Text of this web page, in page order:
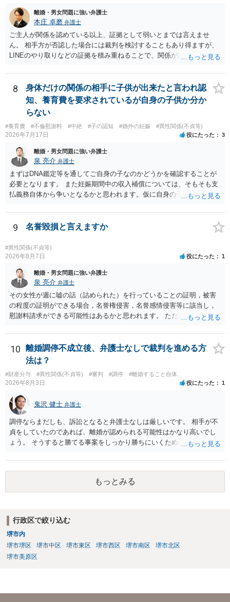
値と夫との関係との均衡のように思います。 ③行政書士に委任をして
いるのであれば，どのような内容の委任なのか不明ですが，その行政
書士との協議になると思います。請求するか，訴訟にするか，その点
の見極めや，相手方は性交類似行為は認めているのか，それさえも否
定しているのかによって，考え方・進め方は変わってくると思いま
あれば，本人（行政書士でも同じだと思います。）への対応ではあま
り変わらないように思います。減額で折り合えるなら本人様の交渉で
もよいように思いますが，ゼロかどうかの観点であれば，訴訟に進む
しかなくなるようにも思います。そうしますと，お近くの弁護士に相
談して進めることを検討した方がよいようにも思います。
離婚・男女問題に強い弁護士
本庄 卓磨 弁護士
ご主人が関係を認めている以上、証拠として弱いとまでは言えませ
ん。 相手方が否認した場合には裁判を検討することもあり得ますが、
LINEのやり取りなどの証拠を積み重ねることで、関係が認定される余
個別の事情によりますので、お早めに弁護士に相談されることをおす
すめします。
8
身体だけの関係の相手に子供が出来たと言われ認
知、養育費を要求されているが自身の子供か分か
らない
#養育費 #不倫慰謝料 #中絶 #子の認知 #婚外の妊娠 #異性関係(不貞等)
2026年7月17日 役にたった 3
離婚・男女問題に強い弁護士
泉 亮介 弁護士
まずはDNA鑑定等を通してご自身の子なのかどうかを確認することが
必要となります。 また妊娠期間中の収入補償については、そもそも支
払義務自体から争いとなるかと思われます。仮に自身の子であったと
相手に弁護士がついているということであれば、依頼をするかしない
かは別として一度ご自身も個別に弁護士に相談をされたほうが良いで
9 名誉毀損と言えますか
#異性関係(不貞等)
2026年8月7日 役にたった 1
離婚・男女問題に強い弁護士
泉 亮介 弁護士
その女性が週に嘘の話（詰められた）を行っていることの証明，被害
の程度の証明ができる場合，名誉権侵害，名誉感情侵害等に該当し，
慰謝料請求ができる可能性はあるかと思われます。 ただ弁護士費用を
た方が良いでしょう。
10
離婚調停不成立後、弁護士なしで裁判を進める方
法は？
#財産分与 #異性関係(不貞等) #審判 #調停 #離婚すること自体
2026年8月3日 役にたった 1
鬼沢 健士 弁護士
調停ならまだしも、訴訟となると弁護士なしは厳しいです。 相手が不
貞をしていたのであれば、離婚が認められる可能性はかなり高いでし
ょう。 そうすると勝てる事案をしっかり勝ちにいくためにも弁護士委
もっとみる
行政区で絞り込む
堺市内
堺市堺区
堺市中区 堺市東区 堺市西区 堺市南区
堺市北区
堺市美原区